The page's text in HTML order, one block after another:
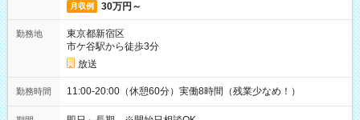
月収例 30万円～
勤務地
東京都新宿区
市ケ谷駅から徒歩3分
放送
勤務時間 11:00-20:00（休憩60分）実働8時間（残業少なめ！）